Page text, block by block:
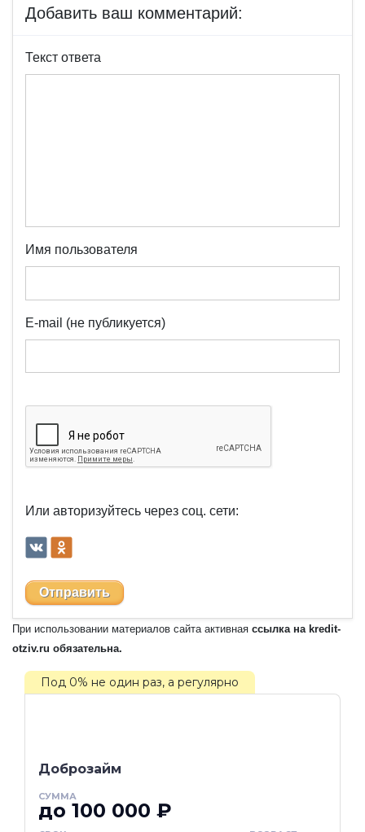
Добавить ваш комментарий:
Текст ответа
Имя пользователя
E-mail (не публикуется)
Или авторизуйтесь через соц. сети:
Отправить
При использовании материалов сайта активная ссылка на kredit-
otziv.ru обязательна.
Под 0% не один раз, а регулярно
Доброзайм
СУММА
до 100 000 ₽